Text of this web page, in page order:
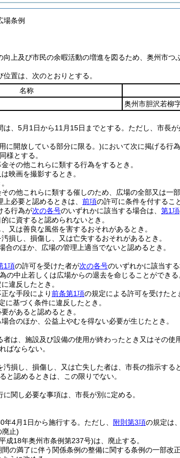
場条例
向上及び市民の余暇活動の増進を図るため、奥州市つ
位置は、次のとおりとする。
名称
奥州市胆沢若柳
は、5月1日から11月15日までとする。 ただし、市長
に開放している部分に限る。)において次に掲げる行
様とする。
その他これらに類する行為をするとき。
映画を撮影するとき。
の他これらに類する催しのため、広場の全部又は一部
必要と認めるときは、 前項の許可に条件を付するこ
る行為が次の各号のいずれかに該当する場合は、 第1項
に資すると認められないとき。
又は善良な風俗を害するおそれがあるとき。
損し、損傷し、又は亡失するおそれがあるとき。
合のほか、広場の管理上適当でないと認めるとき。
1項の許可を受けた者が次の各号のいずれかに該当す
の中止若しくは広場からの退去を命じることができる
違反したとき。
な手段により前条第1項の規定による許可を受けたと
に基づく条件に違反したとき。
があると認めるとき。
合のほか、公益上やむを得ない必要が生じたとき。
者は、施設及び設備の使用が終わったとき又はその
ばならない。
汚損し、損傷し、又は亡失した者は、市長の指示する
と認めるときは、この限りでない。
に関し必要な事項は、市長が別に定める。
年4月1日から施行する。 ただし、 附則第3項の規定は
廃止)
成18年奥州市条例第237号)は、廃止する。
の満了に伴う関係条例の整備に関する条例の一部改